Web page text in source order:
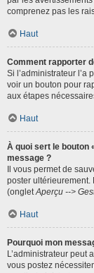
comprenez pas les
Haut
Comment rapporter
Si l’administrateur l’a
voir un bouton pour
aux étapes
Haut
À quoi sert le bouton
message ?
Il vous permet de
poster ultérieurement.
(ongletAperçu -->
Haut
Pourquoi mon
L’administrateur peut
vous postez